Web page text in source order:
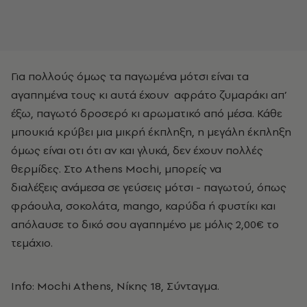
Για πολλούς όμως τα παγωμένα μότσι είναι τα
αγαπημένα τους κι αυτά έχουν αφράτο ζυμαράκι απ’
έξω, παγωτό δροσερό κι αρωματικό από μέσα. Κάθε
μπουκιά κρύβει μια μικρή έκπληξη, η μεγάλη έκπληξη
όμως είναι οτι ότι αν και γλυκά, δεν έχουν πολλές
θερμίδες. Στο Athens Mochi, μπορείς να
διαλέξεις ανάμεσα σε γεύσεις μότσι - παγωτού, όπως
φράουλα, σοκολάτα, mango, καρύδα ή φυστίκι και
απόλαυσε το δικό σου αγαπημένο με μόλις 2,00€ το
τεμάχιο.
Info: Mochi Athens, Νίκης 18, Σύνταγμα.